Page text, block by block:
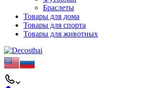
Браслеты
Товары для дома
Товары для спорта
Товары для животных